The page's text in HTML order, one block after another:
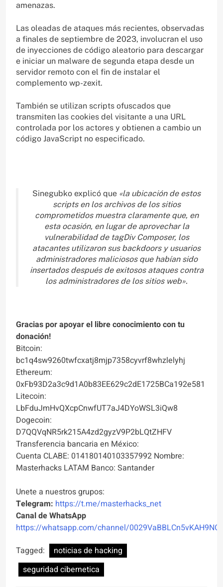
amenazas.
Las oleadas de ataques más recientes, observadas
a finales de septiembre de 2023, involucran el uso
de inyecciones de código aleatorio para descargar
e iniciar un malware de segunda etapa desde un
servidor remoto con el fin de instalar el
complemento wp-zexit.
También se utilizan scripts ofuscados que
transmiten las cookies del visitante a una URL
controlada por los actores y obtienen a cambio un
código JavaScript no especificado.
Sinegubko explicó que «la ubicación de estos
scripts en los archivos de los sitios
comprometidos muestra claramente que, en
esta ocasión, en lugar de aprovechar la
vulnerabilidad de tagDiv Composer, los
atacantes utilizaron sus backdoors y usuarios
administradores maliciosos que habían sido
insertados después de exitosos ataques contra
los administradores de los sitios web».
Gracias por apoyar el libre conocimiento con tu
donación!
Bitcoin:
bc1q4sw9260twfcxatj8mjp7358cyvrf8whzlelyhj
Ethereum:
0xFb93D2a3c9d1A0b83EE629c2dE1725BCa192e581
Litecoin:
LbFduJmHvQXcpCnwfUT7aJ4DYoWSL3iQw8
Dogecoin:
D7QQVqNR5rk215A4zd2gyzV9P2bLQtZHFV
Transferencia bancaria en México:
Cuenta CLABE: 014180140103357992 Nombre:
Masterhacks LATAM Banco: Santander
Unete a nuestros grupos:
Telegram: https://t.me/masterhacks_net
Canal de WhatsApp
https://whatsapp.com/channel/
Tagged:
noticias de hacking
seguridad cibernetica